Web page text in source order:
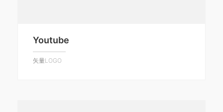
Youtube
矢量LOGO